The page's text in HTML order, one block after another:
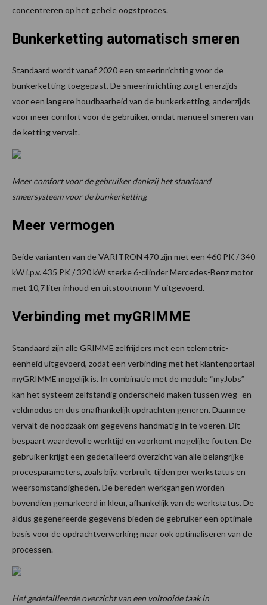
concentreren op het gehele oogstproces.
Bunkerketting automatisch smeren
Standaard wordt vanaf 2020 een smeerinrichting voor de
bunkerketting toegepast. De smeerinrichting zorgt enerzijds
voor een langere houdbaarheid van de bunkerketting, anderzijds
voor meer comfort voor de gebruiker, omdat manueel smeren van
de ketting vervalt.
Meer comfort voor de gebruiker dankzij het standaard
smeersysteem voor de bunkerketting
Meer vermogen
Beide varianten van de VARITRON 470 zijn met een 460 PK / 340
kW i.p.v. 435 PK / 320 kW sterke 6-cilinder Mercedes-Benz motor
met 10,7 liter inhoud en uitstootnorm V uitgevoerd.
Verbinding met myGRIMME
Standaard zijn alle GRIMME zelfrijders met een telemetrie-
eenheid uitgevoerd, zodat een verbinding met het klantenportaal
myGRIMME mogelijk is. In combinatie met de module “myJobs”
kan het systeem zelfstandig onderscheid maken tussen weg- en
veldmodus en dus onafhankelijk opdrachten generen. Daarmee
vervalt de noodzaak om gegevens handmatig in te voeren. Dit
bespaart waardevolle werktijd en voorkomt mogelijke fouten. De
gebruiker krijgt een gedetailleerd overzicht van alle belangrijke
procesparameters, zoals bijv. verbruik, tijden per werkstatus en
weersomstandigheden. De bereden werkgangen worden
bovendien gemarkeerd in kleur, afhankelijk van de werkstatus. De
aldus gegenereerde gegevens bieden de gebruiker een optimale
basis voor de opdrachtverwerking maar ook optimaliseren van de
processen.
Het gedetailleerde overzicht van een voltooide taak in